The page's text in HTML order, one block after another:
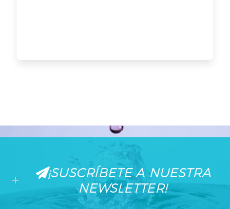
¡SUSCRÍBETE A NUESTRA
NEWSLETTER!